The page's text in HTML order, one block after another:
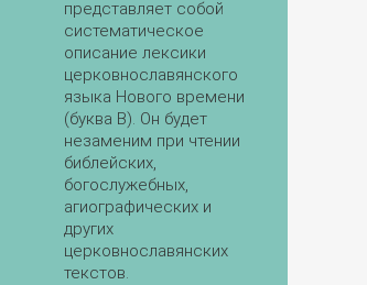
представляет собой
систематическое
описание лексики
церковнославянского
языка Нового времени
(буква В). Он будет
незаменим при чтении
библейских,
богослужебных,
агиографических и
других
церковнославянских
текстов.